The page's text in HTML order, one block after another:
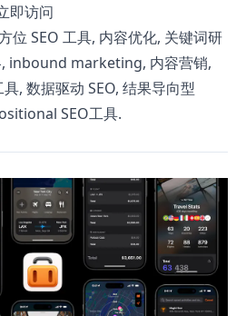
即访问
位 SEO 工具, 内容优化, 关键词研
, inbound marketing, 内容营销,
, 数据驱动 SEO, 结果导向型
SEO工具.